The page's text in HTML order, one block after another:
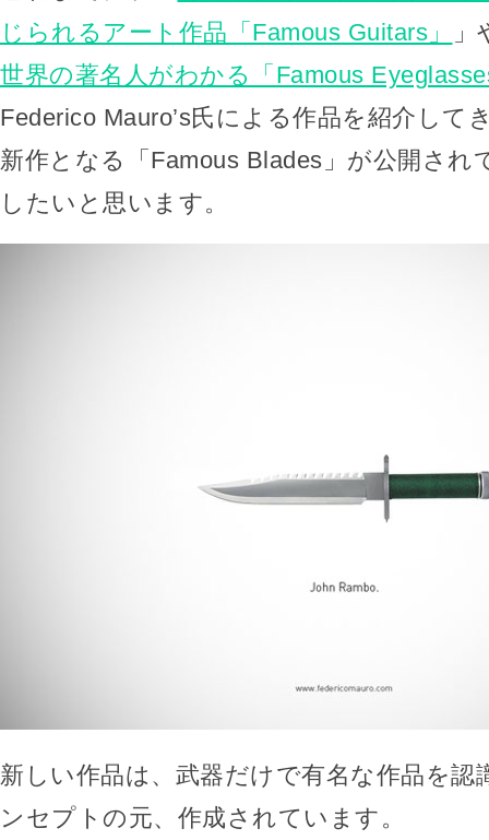
じられるアート作品「Famous Guitars」
世界の著名人がわかる「Famous
Federico Mauro’s氏による作品を紹介して
新作となる「Famous Blades」が公開され
したいと思います。
新しい作品は、武器だけで有名な作品を認
ンセプトの元、作成されています。